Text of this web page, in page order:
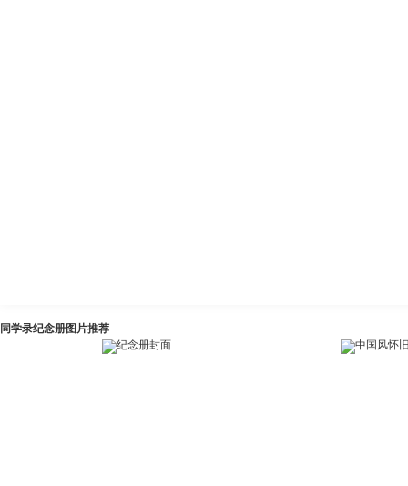
同学录纪念册图片推荐